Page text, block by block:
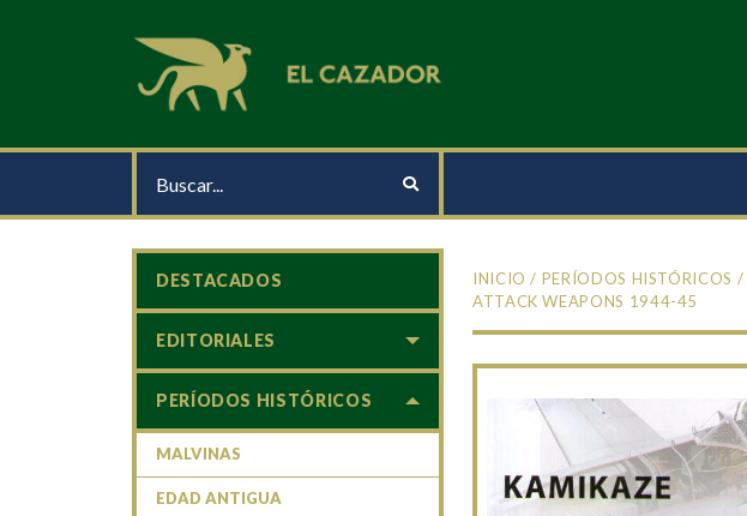
INICIO / PERÍODOS HISTÓRICOS /
ATTACK WEAPONS 1944-45
DESTACADOS
EDITORIALES
PERÍODOS HISTÓRICOS
MALVINAS
EDAD ANTIGUA